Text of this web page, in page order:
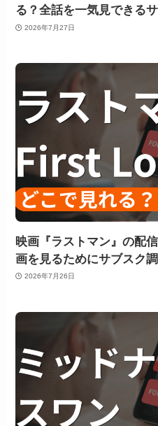
る？全話を一気見できる
2026年7月27日
映画『ラストマン』の配
画を見るためにサブスク調
2026年7月26日